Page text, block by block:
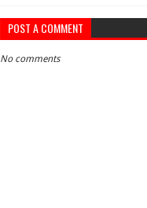
POST A COMMENT
No comments